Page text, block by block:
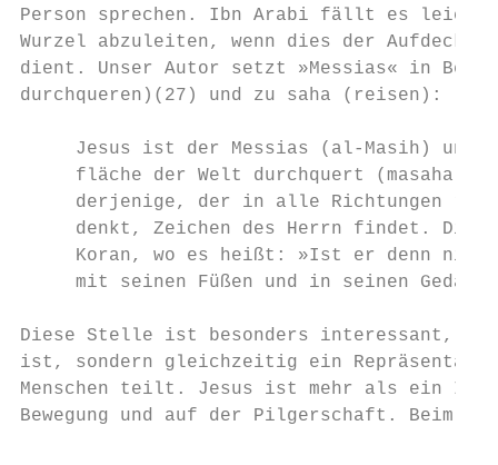
Person sprechen. Ibn Arabi fällt es leicht,
Wurzel abzuleiten, wenn dies der
dient. Unser Autor setzt »Messias« in
durchqueren)(27) und zu saha (reisen):
Jesus ist der Messias (al-Masih) und
fläche der Welt durchquert (masaha),
derjenige, der in alle Richtungen
denkt, Zeichen des Herrn findet.
Koran, wo es heißt: »Ist er denn
mit seinen Füßen und in seinen
Diese Stelle ist besonders interessant,
ist, sondern gleichzeitig ein
Menschen teilt. Jesus ist mehr als ein
Bewegung und auf der Pilgerschaft. Beim